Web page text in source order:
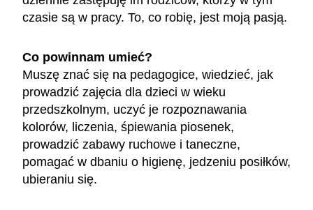
czasie są w pracy. To, co robię, jest moją pasją.
Co powinnam umieć?
Muszę znać się na pedagogice, wiedzieć, jak
prowadzić zajęcia dla dzieci w wieku
przedszkolnym, uczyć je rozpoznawania
kolorów, liczenia, śpiewania piosenek,
prowadzić zabawy ruchowe i taneczne,
pomagać w dbaniu o higienę, jedzeniu posiłków,
ubieraniu się.